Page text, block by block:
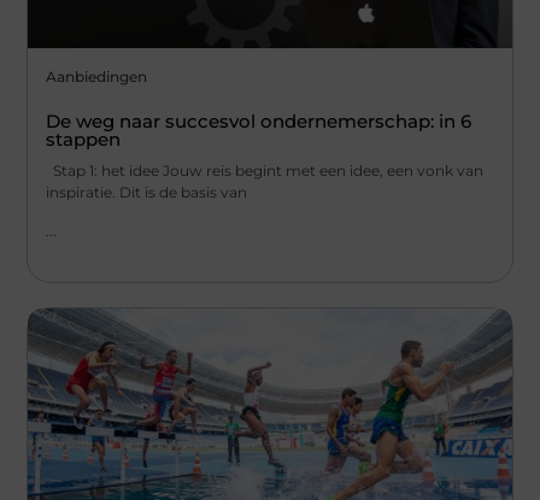
Aanbiedingen
De weg naar succesvol ondernemerschap: in 6
stappen
Stap 1: het idee Jouw reis begint met een idee, een vonk van
inspiratie. Dit is de basis van
...